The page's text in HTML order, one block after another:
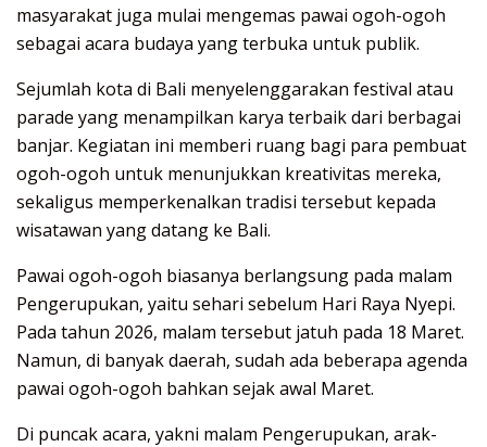
masyarakat juga mulai mengemas pawai ogoh-ogoh
sebagai acara budaya yang terbuka untuk publik.
Sejumlah kota di Bali menyelenggarakan festival atau
parade yang menampilkan karya terbaik dari berbagai
banjar. Kegiatan ini memberi ruang bagi para pembuat
ogoh-ogoh untuk menunjukkan kreativitas mereka,
sekaligus memperkenalkan tradisi tersebut kepada
wisatawan yang datang ke Bali.
Pawai ogoh-ogoh biasanya berlangsung pada malam
Pengerupukan, yaitu sehari sebelum Hari Raya Nyepi.
Pada tahun 2026, malam tersebut jatuh pada 18 Maret.
Namun, di banyak daerah, sudah ada beberapa agenda
pawai ogoh-ogoh bahkan sejak awal Maret.
Di puncak acara, yakni malam Pengerupukan, arak-